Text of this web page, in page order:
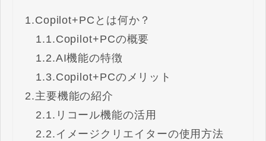
1.Copilot+PCとは何か？
1.1.Copilot+PCの概要
1.2.AI機能の特徴
1.3.Copilot+PCのメリット
2.主要機能の紹介
2.1. リコール機能の活用
2.2. イメージクリエイターの使用方法